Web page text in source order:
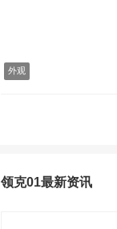
外观
领克01最新资讯